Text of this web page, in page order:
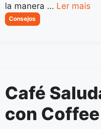
la manera … Ler mais
Categorias
Consejos
Café
con